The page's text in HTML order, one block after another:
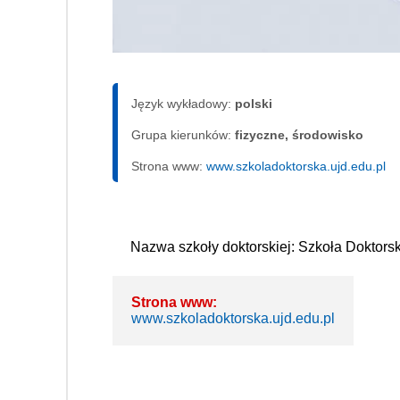
Język wykładowy: polski
Grupa kierunków: fizyczne, środowisko
Strona www: www.szkoladoktorska.ujd.edu.pl
Nazwa szkoły doktorskiej: Szkoła
Strona www:
www.szkoladoktorska.ujd.edu.pl